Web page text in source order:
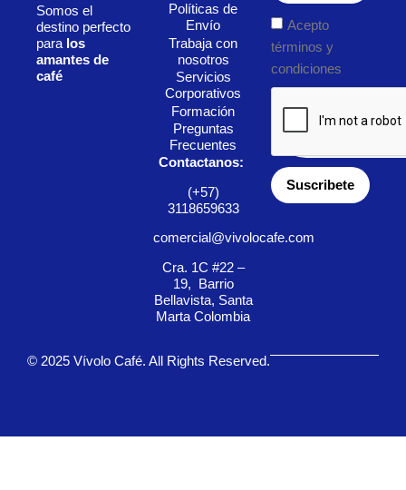
Acepto
términos y
condiciones
Suscribete
Políticas de
Envío
Trabaja con
nosotros
Servicios
Corporativos
Formación
Preguntas
Frecuentes
Contactanos:
(+57)
3118659633
comercial@vivolocafe.com
Cra. 1C #22 –
19, Barrio
Bellavista, Santa
Marta Colombia
Somos el
destino perfecto
para los
amantes de
café
© 2025 Vívolo Café. All Rights Reserved.